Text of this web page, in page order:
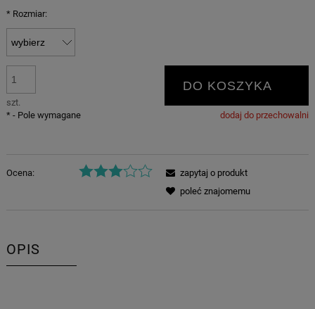
*Rozmiar:
szt.
DO KOSZYKA
dodaj do przechowalni
*- Pole wymagane
Ocena:
zapytaj o produkt
poleć znajomemu
OPIS